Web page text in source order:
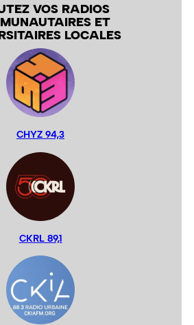
VOS RADIOS
ET
LOCALES
CHYZ 94,3
CKRL 89,1